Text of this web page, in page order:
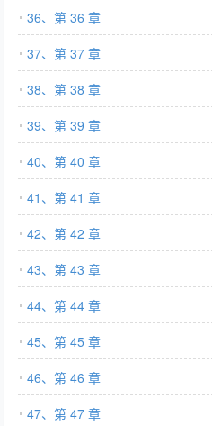
36、第 36 章
37、第 37 章
38、第 38 章
39、第 39 章
40、第 40 章
41、第 41 章
42、第 42 章
43、第 43 章
44、第 44 章
45、第 45 章
46、第 46 章
47、第 47 章